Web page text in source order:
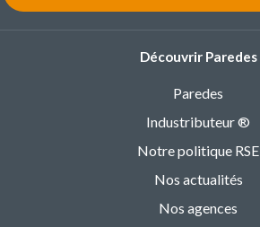
Découvrir Paredes
Paredes
Industributeur ®
Notre politique RSE
Nos actualités
Nos agences